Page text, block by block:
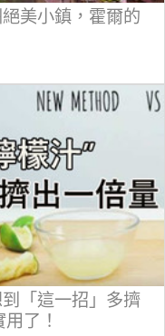
美小鎮，霍爾的
「這一招」多擠
了！